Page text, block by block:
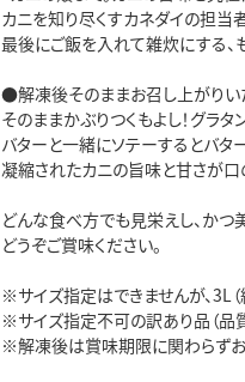
カニを知り尽くすカネダイの担当
最後にご飯を入れて雑炊にする、
●解凍後そのままお召し上がりい
そのままかぶりつくもよし！グラタ
バターと一緒にソテーするとバタ
凝縮されたカニの旨味と甘さが口
どんな食べ方でも見栄えし、かつ
どうぞご賞味ください。
※サイズ指定はできませんが、3L
※サイズ指定不可の訳あり品（品
※解凍後は賞味期限に関わらずお